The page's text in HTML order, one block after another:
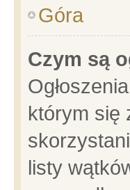
Góra
Czym są
którym się
listy